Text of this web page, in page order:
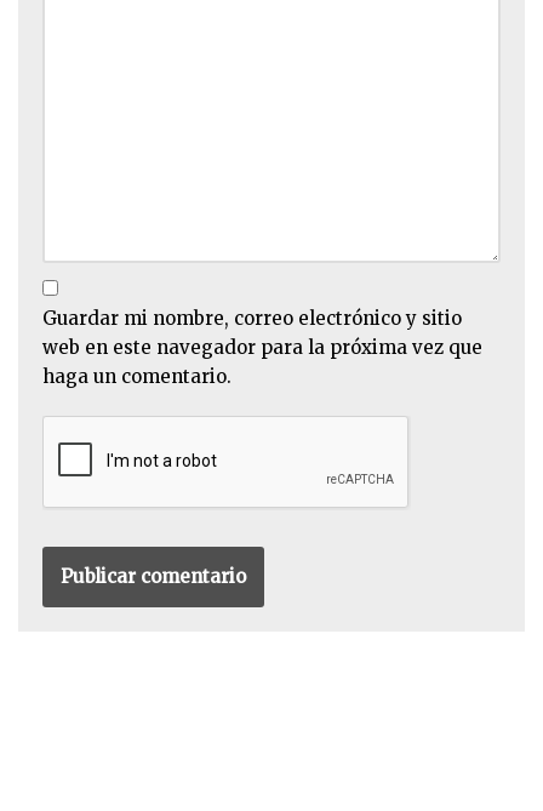
Guardar mi nombre, correo electrónico y sitio
web en este navegador para la próxima vez que
haga un comentario.